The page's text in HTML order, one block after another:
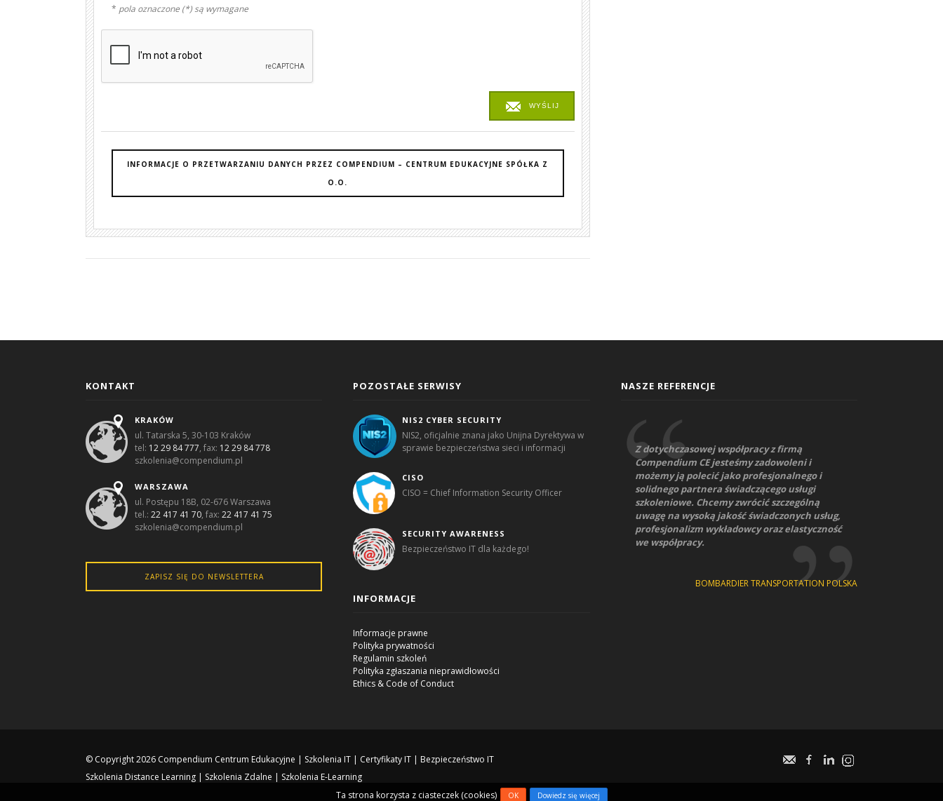
* pola oznaczone (*) są wymagane
WYŚLIJ
INFORMACJE O PRZETWARZANIU DANYCH PRZEZ COMPENDIUM – CENTRUM EDUKACYJNE SPÓŁKA Z
O.O.
KONTAKT
KRAKÓW
ul. Tatarska 5, 30-103 Kraków
tel: 12 29 84 777, fax: 12 29 84 778
szkolenia@compendium.pl
WARSZAWA
ul. Postępu 18B, 02-676 Warszawa
tel.: 22 417 41 70, fax: 22 417 41 75
szkolenia@compendium.pl
ZAPISZ SIĘ DO NEWSLETTERA
POZOSTAŁE SERWISY
NIS2 CYBER SECURITY
NIS2, oficjalnie znana jako Unijna Dyrektywa w
sprawie bezpieczeństwa sieci i informacji
CISO
CISO = Chief Information Security Officer
SECURITY AWARENESS
Bezpieczeństwo IT dla każdego!
INFORMACJE
Informacje prawne
Polityka prywatności
Regulamin szkoleń
Polityka zgłaszania nieprawidłowości
Ethics & Code of Conduct
NASZE REFERENCJE
Z dotychczasowej współpracy z firmą
Compendium CE jesteśmy zadowoleni i
możemy ją polecić jako profesjonalnego i
solidnego partnera świadczącego usługi
szkoleniowe. Chcemy zwrócić szczególną
uwagę na wysoką jakość świadczonych usług,
profesjonalizm wykładowcy oraz elastyczność
we współpracy.
BOMBARDIER TRANSPORTATION POLSKA
© Copyright 2026 Compendium Centrum Edukacyjne Szkolenia IT Certyfikaty IT
Bezpieczeństwo IT
Szkolenia Distance Learning
Szkolenia Zdalne
Szkolenia E-Learning
Ta strona korzysta z ciasteczek (cookies)
OK Dowiedz się więcej